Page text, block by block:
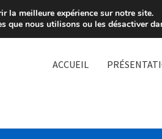
ACCUEIL
la meilleure expérience sur notre site.
que nous utilisons ou les désactiver